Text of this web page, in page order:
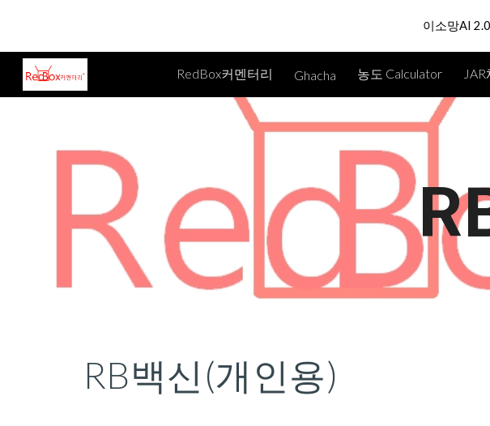
Skip to main content
이소망AI
RedBox커멘터리 Ghacha 농도 Calculator
RB백신(개인용)